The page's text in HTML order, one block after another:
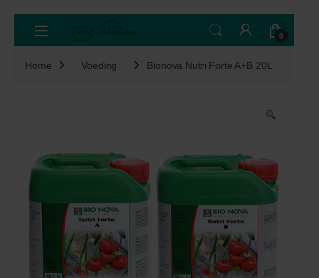
Open 0
Home Voeding Bionova Nutri Forte A+B 20L